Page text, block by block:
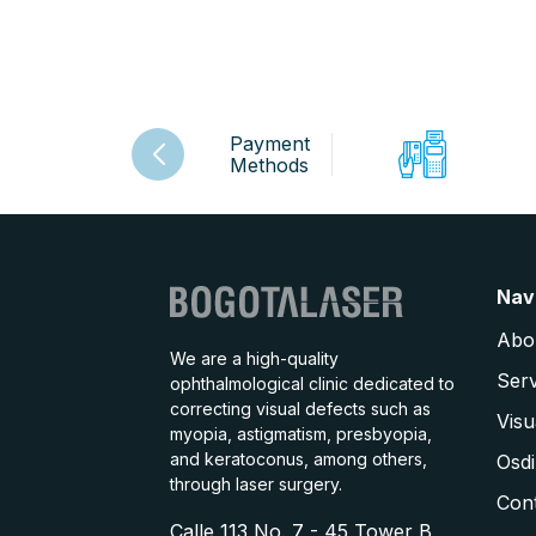
Payment
Methods
We are a high-quality
ophthalmological clinic dedicated to
correcting visual defects such as
myopia, astigmatism, presbyopia,
and keratoconus, among others,
through laser surgery.
Calle 113 No. 7 - 45 Tower B